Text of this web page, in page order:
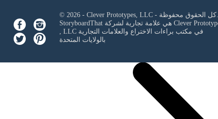
© 2026 - Clever Prototypes, LLC - كل الحقوق محفوظة.
StoryboardThat هي علامة تجارية لشركة Clever
, LLCفي مكتب براءات الاختراع والعلامات التجارية
بالولايات المتحدة